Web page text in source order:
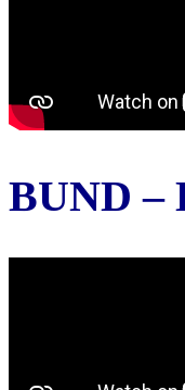
BUND –